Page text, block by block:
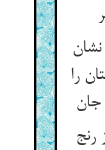
را
جان‏
رنج